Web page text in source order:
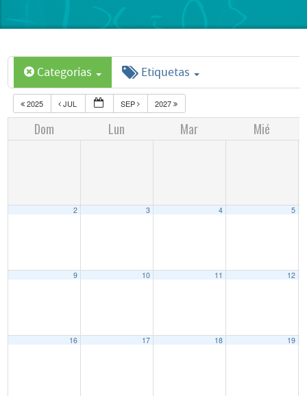
Categorías Etiquetas
2025 JUL SEP 2027
Dom Lun Mar Mié
2 3 4 5
9 10 11 12
16 17 18 19